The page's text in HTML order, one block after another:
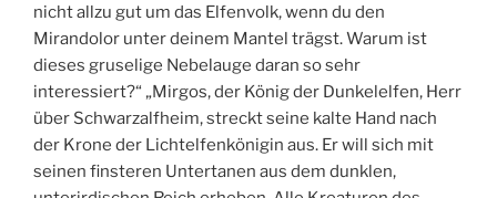
nicht allzu gut um das Elfenvolk, wenn du den
Mirandolor unter deinem Mantel trägst. Warum ist
dieses gruselige Nebelauge daran so sehr
interessiert?“ „Mirgos, der König der Dunkelelfen, Herr
über Schwarzalfheim, streckt seine kalte Hand nach
der Krone der Lichtelfenkönigin aus. Er will sich mit
seinen finsteren Untertanen aus dem dunklen,